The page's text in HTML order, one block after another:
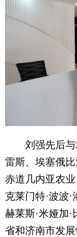
刘强先后与
雷斯、埃塞俄比
赤道几内亚农
克莱门特·波波
赫莱斯·米娅加
省和济南市发